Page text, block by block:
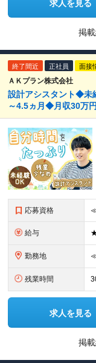
求人を見る
掲
終了間近 正社員 面接
ＡＫプラン株式会社
設計アシスタント◆
～4.5ヵ月◆月収30万
応募資格
給与
勤務地
残業時間
求人を見る
掲